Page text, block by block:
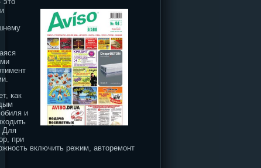
как
и
Для
при
включить режим, авторемонт